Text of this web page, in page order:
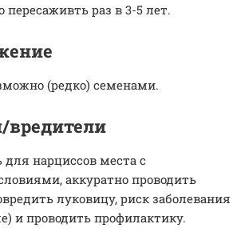
раз в 3-5 лет.
(редко) семенами.
вредители
нарциссов места с
аккуратно проводить
луковицу, риск заболевания
и проводить профилактику.